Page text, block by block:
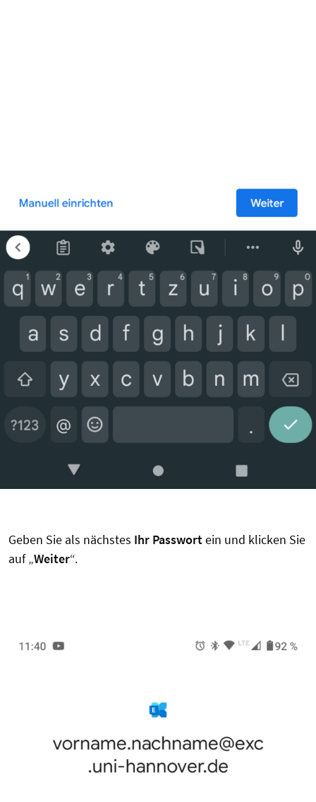
Geben Sie als nächstes Ihr Passwortein und klicken Sie
auf „Weiter“.